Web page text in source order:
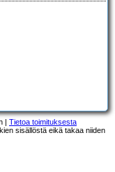
| Tietoa toimituksesta
sisällöstä eikä takaa niiden